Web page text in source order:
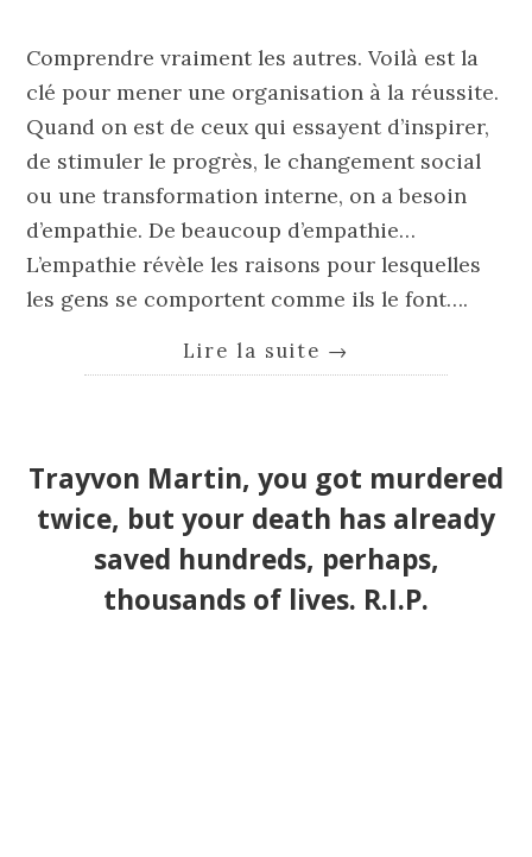
Comprendre vraiment les autres. Voilà est la
clé pour mener une organisation à la réussite.
Quand on est de ceux qui essayent d’inspirer,
de stimuler le progrès, le changement social
ou une transformation interne, on a besoin
d’empathie. De beaucoup d’empathie…
L’empathie révèle les raisons pour lesquelles
les gens se comportent comme ils le font….
Lire la suite →
Trayvon Martin, you got murdered
twice, but your death has already
saved hundreds, perhaps,
thousands of lives. R.I.P.